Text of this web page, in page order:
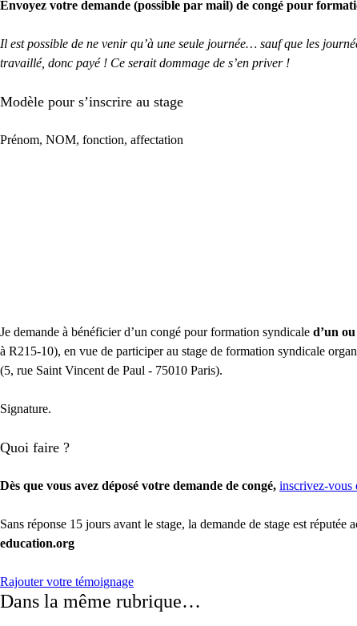
Envoyez votre demande (possible par mail) de congé pour
Il est possible de ne venir qu’à une seule journée… sauf que les
travaillé, donc payé ! Ce serait dommage de s’en priver !
Modèle pour s’inscrire au stage
Prénom, NOM, fonction, affectation
Je demande à bénéficier d’un congé pour formation syndicale d’un
à R215-10), en vue de participer au stage de formation syndicale
(5, rue Saint Vincent de Paul - 75010 Paris).
Signature.
Quoi faire ?
Dès que vous avez déposé votre demande de congé, inscrivez-vous
Sans réponse 15 jours avant le stage, la demande de stage est réputée
education.org
Rajouter votre témoignage
Dans la même rubrique…